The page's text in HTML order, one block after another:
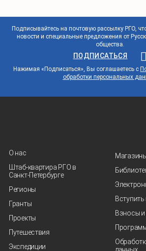
Подписывайтесь на почтовую рассылку РГО,
новости и специальные предложения от
общества.
ПОДПИСАТЬСЯ
Нажимая «Подписаться», Вы соглашаетесь с
обработки персональных
О нас
Штаб-квартира РГО в
Санкт‑Петербурге
Регионы
Гранты
Проекты
Путешествия
Экспедиции
Взносы